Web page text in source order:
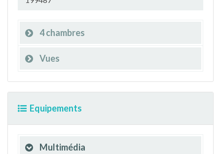
4 chambres
Vues
Equipements
Multimédia